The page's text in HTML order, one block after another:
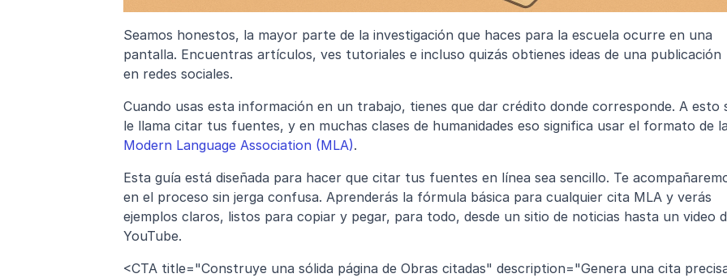
Seamos honestos, la mayor parte de la investigación que haces para la escuela ocurre en una
pantalla. Encuentras artículos, ves tutoriales e incluso quizás obtienes ideas de una publicación
en redes sociales.
Cuando usas esta información en un trabajo, tienes que dar crédito donde corresponde. A esto
Modern Language Association (MLA).
Esta guía está diseñada para hacer que citar tus fuentes en línea sea sencillo. Te
en el proceso sin jerga confusa. Aprenderás la fórmula básica para cualquier cita MLA y verás
ejemplos claros, listos para copiar y pegar, para todo, desde un sitio de noticias hasta un video
YouTube.
<CTA title="Construye una sólida página de Obras citadas" description="Genera una cita